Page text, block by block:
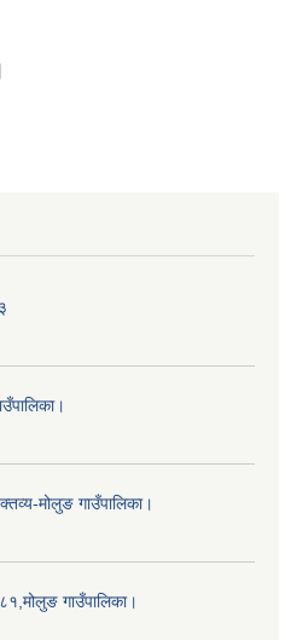
मोलुङ गाउँपालिका।
गाउँपालिका।